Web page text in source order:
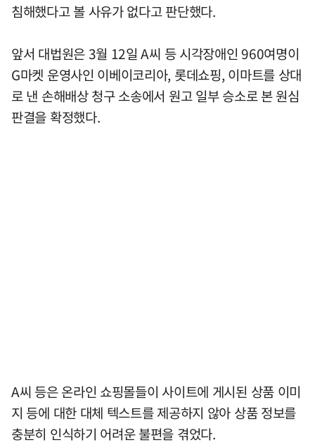
침해했다고 볼 사유가 없다고 판단했다.
앞서 대법원은 3월 12일 A씨 등 시각장애인 960여명이
G마켓 운영사인 이베이코리아, 롯데쇼핑, 이마트를 상대
로 낸 손해배상 청구 소송에서 원고 일부 승소로 본 원심
판결을 확정했다.
A씨 등은 온라인 쇼핑몰들이 사이트에 게시된 상품 이미
지 등에 대한 대체 텍스트를 제공하지 않아 상품 정보를
충분히 인식하기 어려운 불편을 겪었다.